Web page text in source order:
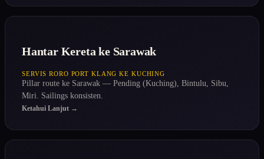
Hantar Kereta ke Sarawak
SERVIS RORO PORT KLANG KE KUCHING
Pillar route ke Sarawak — Pending (Kuching), Bintulu, Sibu,
Miri. Sailings konsisten.
Ketahui Lanjut →